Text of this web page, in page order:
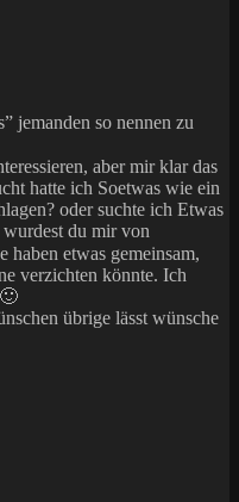
jemanden so nennen zu
aber mir klar das
hatte ich Soetwas wie ein
oder suchte ich Etwas
du mir von
etwas gemeinsam,
verzichten könnte. Ich
übrige lässt wünsche